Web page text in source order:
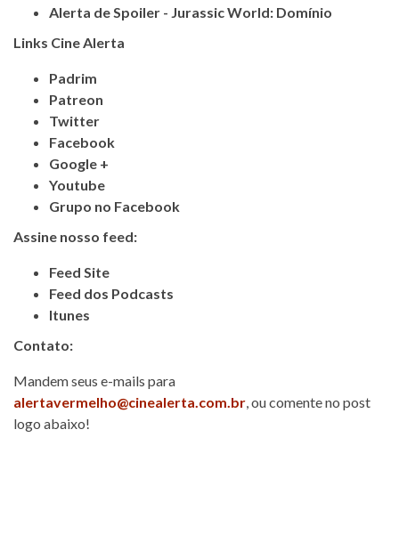
Alerta de Spoiler - Jurassic World: Domínio
Links Cine Alerta
Padrim
Patreon
Twitter
Facebook
Google +
Youtube
Grupo no Facebook
Assine nosso feed:
Feed Site
Feed dos Podcasts
Itunes
Contato:
Mandem seus e-mails para
alertavermelho@cinealerta.com.br, ou comente no post
logo abaixo!